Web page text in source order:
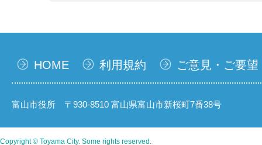
HOME 利用規約 ご意見・ご要望
富山市役所 〒930-8510 富山県富山市新桜町7番38号
Copyright © Toyama City. Some rights reserved.